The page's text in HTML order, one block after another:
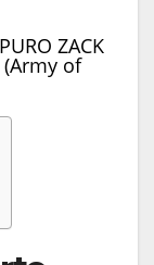
ZACK
(Army of